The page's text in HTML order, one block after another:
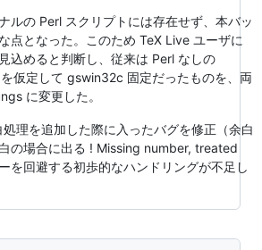
ルの Perl スクリプトには存在せず、本バッ
点となった。このため TeX Live ユーザに
込めると判断し、従来は Perl なしの
仮定して gswin32c 固定だったものを、両
に変更した。
理を追加した際に入ったバグを修正（余白
の場合に出る ! Missing number, treated
を回避する初歩的なハンドリングが不足し